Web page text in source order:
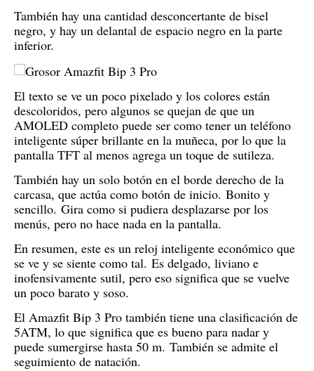
También hay una cantidad desconcertante de bisel
negro, y hay un delantal de espacio negro en la parte
inferior.
El texto se ve un poco pixelado y los colores están
descoloridos, pero algunos se quejan de que un
AMOLED completo puede ser como tener un teléfono
inteligente súper brillante en la muñeca, por lo que la
pantalla TFT al menos agrega un toque de sutileza.
También hay un solo botón en el borde derecho de la
carcasa, que actúa como botón de inicio. Bonito y
sencillo. Gira como si pudiera desplazarse por los
menús, pero no hace nada en la pantalla.
En resumen, este es un reloj inteligente económico que
se ve y se siente como tal. Es delgado, liviano e
inofensivamente sutil, pero eso significa que se vuelve
un poco barato y soso.
El Amazfit Bip 3 Pro también tiene una clasificación de
5ATM, lo que significa que es bueno para nadar y
puede sumergirse hasta 50 m. También se admite el
seguimiento de natación.